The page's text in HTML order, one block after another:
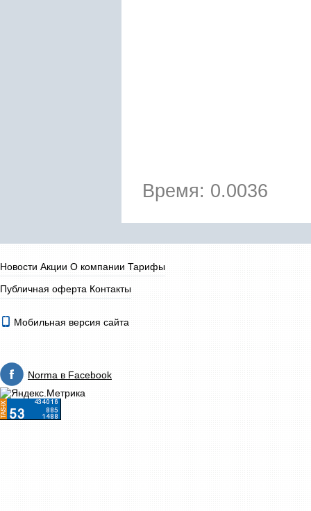
Время: 0.0036
Новости Акции О компании Тарифы
Публичная оферта Контакты
Мобильная версия сайта
Norma в Facebook